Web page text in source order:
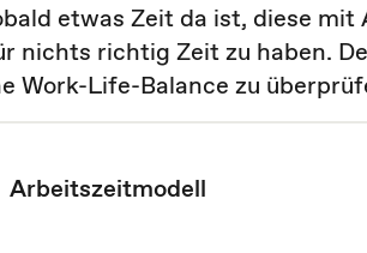
etwas Zeit da ist, diese
nichts richtig Zeit zu haben.
Work-Life-Balance zu
Arbeitszeitmodell